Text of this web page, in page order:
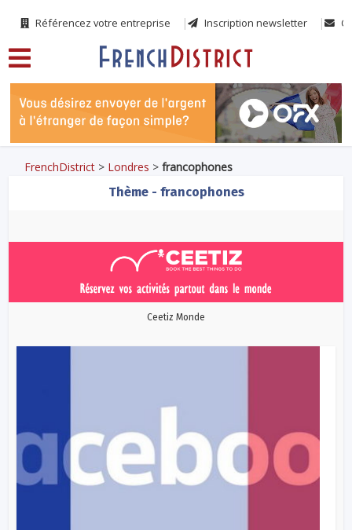
Référencez votre entreprise Inscription newsletter
FrenchDistrict > Londres >francophones
Thème - francophones
Ceetiz Monde